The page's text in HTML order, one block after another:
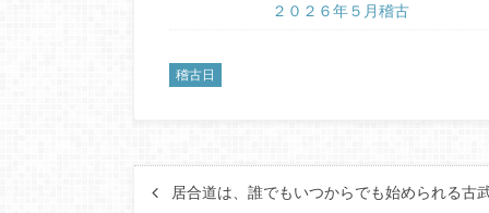
２０２６年５月稽古
稽古日
居合道は、誰でもいつからでも始められる古